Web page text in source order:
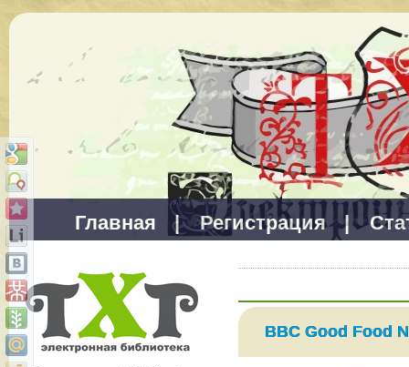
Главная | Регистрация |
BBC Good Food